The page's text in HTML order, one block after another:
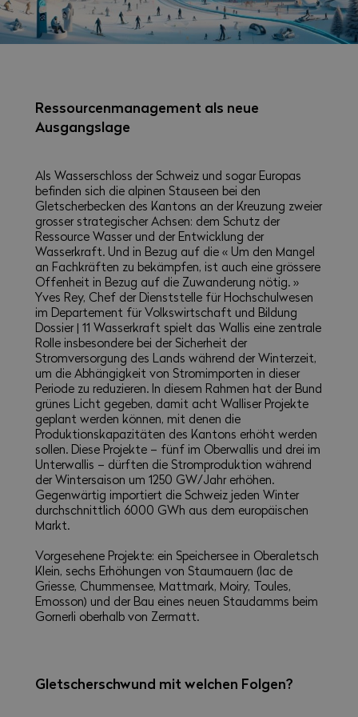
Ressourcenmanagement als neue
Ausgangslage
Als Wasserschloss der Schweiz und sogar Europas
befinden sich die alpinen Stauseen bei den
Gletscherbecken des Kantons an der Kreuzung zweier
grosser strategischer Achsen: dem Schutz der
Ressource Wasser und der Entwicklung der
Wasserkraft. Und in Bezug auf die « Um den Mangel
an Fachkräften zu bekämpfen, ist auch eine grössere
Offenheit in Bezug auf die Zuwanderung nötig. »
Yves Rey, Chef der Dienststelle für Hochschulwesen
im Departement für Volkswirtschaft und Bildung
Dossier | 11 Wasserkraft spielt das Wallis eine zentrale
Rolle insbesondere bei der Sicherheit der
Stromversorgung des Lands während der Winterzeit,
um die Abhängigkeit von Stromimporten in dieser
Periode zu reduzieren. In diesem Rahmen hat der Bund
grünes Licht gegeben, damit acht Walliser Projekte
geplant werden können, mit denen die
Produktionskapazitäten des Kantons erhöht werden
sollen. Diese Projekte – fünf im Oberwallis und drei im
Unterwallis – dürften die Stromproduktion während
der Wintersaison um 1250 GW/Jahr erhöhen.
Gegenwärtig importiert die Schweiz jeden Winter
durchschnittlich 6000 GWh aus dem europäischen
Markt.
Vorgesehene Projekte: ein Speichersee in Oberaletsch
Klein, sechs Erhöhungen von Staumauern (lac de
Griesse, Chummensee, Mattmark, Moiry, Toules,
Emosson) und der Bau eines neuen Staudamms beim
Gornerli oberhalb von Zermatt.
Gletscherschwund mit welchen Folgen?